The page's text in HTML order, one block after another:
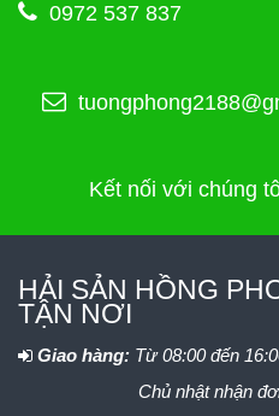
0972 537 837
Kết nối với chúng
HẢI SẢN HỒNG
TẬN NƠI
Giao hàng: Từ 08:00 đến
Chủ nhật nhận đơn